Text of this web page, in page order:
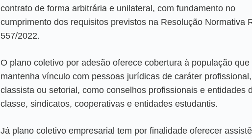
contrato de forma arbitrária e unilateral, com fundamento no
cumprimento dos requisitos previstos na Resolução Normativa
557/2022.
O plano coletivo por adesão oferece cobertura à população que
mantenha vínculo com pessoas jurídicas de caráter profissional,
classista ou setorial, como conselhos profissionais e entidades
classe, sindicatos, cooperativas e entidades estudantis.
Já plano coletivo empresarial tem por finalidade oferecer